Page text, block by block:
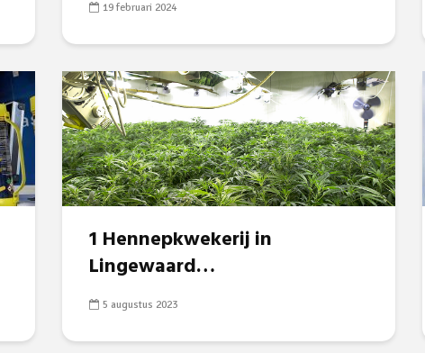
19 februari 2024
1 Hennepkwekerij in
Lingewaard…
5 augustus 2023